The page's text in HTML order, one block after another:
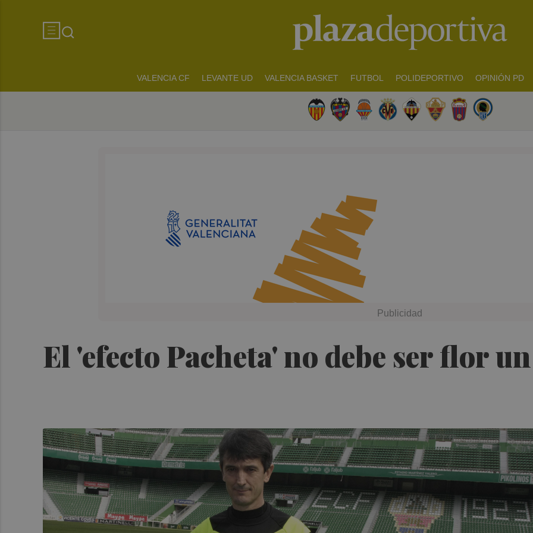
VALENCIA CF LEVANTE UD VALENCIA BASKET FUTBOL POLIDEPORTIVO OPINIÓN PD
El 'efecto Pacheta' no debe ser flor